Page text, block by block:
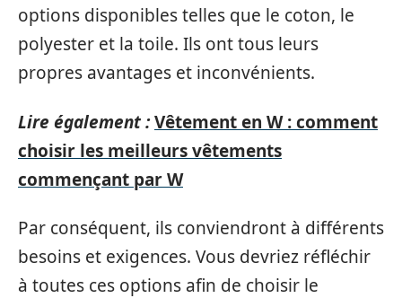
options disponibles telles que le coton, le
polyester et la toile. Ils ont tous leurs
propres avantages et inconvénients.
Lire également :Vêtement en W : comment
choisir les meilleurs vêtements
commençant par W
Par conséquent, ils conviendront à différents
besoins et exigences. Vous devriez réfléchir
à toutes ces options afin de choisir le